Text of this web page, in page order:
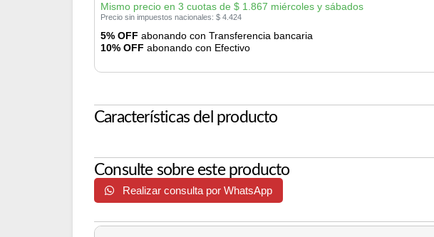
Mismo precio en 3 cuotas de $ 1.867 miércoles y sábados
Precio sin impuestos nacionales: $ 4.424
5% OFF abonando con Transferencia bancaria
10% OFF abonando con Efectivo
Características del producto
Consulte sobre este producto
Realizar consulta por WhatsApp